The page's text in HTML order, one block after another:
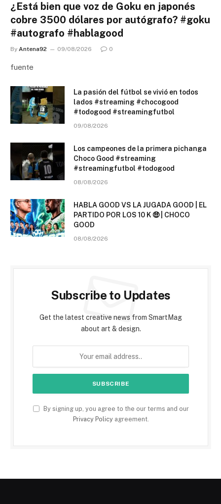
¿Está bien que voz de Goku en japonés
cobre 3500 dólares por autógrafo? #goku
#autografo #hablagood
By Antena92 09/08/2026 0
fuente
La pasión del fútbol se vivió en todos
lados #streaming #chocogood
#todogood #streamingfutbol
09/08/2026
Los campeones de la primera pichanga
Choco Good #streaming
#streamingfutbol #todogood
08/08/2026
HABLA GOOD VS LA JUGADA GOOD | EL
PARTIDO POR LOS 10 K 🤑 | CHOCO
GOOD
08/08/2026
Subscribe to Updates
Get the latest creative news from SmartMag
about art & design.
By signing up, you agree to the our terms and our
Privacy Policyagreement.